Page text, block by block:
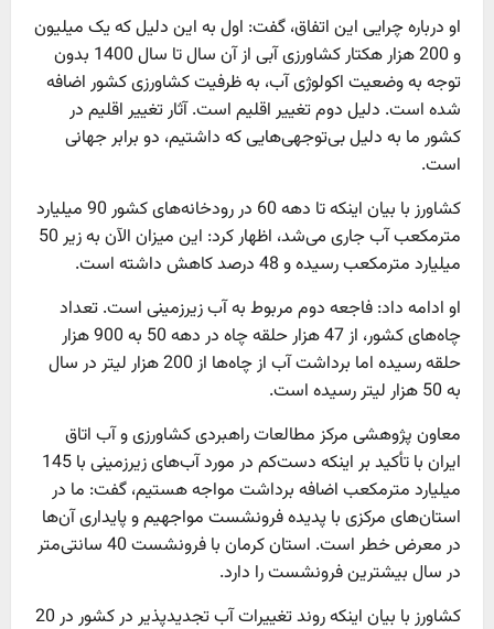
او درباره چرایی این اتفاق، گفت: اول به این دلیل که یک میلیون
و 200 هزار هکتار کشاورزی آبی از آن سال تا سال 1400 بدون
توجه به وضعیت اکولوژی آب، به ظرفیت کشاورزی کشور اضافه
شده است. دلیل دوم تغییر اقلیم است. آثار تغییر اقلیم در
کشور ما به دلیل بی‌توجهی‌هایی که داشتیم، دو برابر جهانی
است.
کشاورز با بیان اینکه تا دهه 60 در رودخانه‌های کشور 90 میلیارد
مترمکعب آب جاری می‌شد، اظهار کرد: این میزان الآن به زیر 50
میلیارد مترمکعب رسیده و 48 درصد کاهش داشته است.
او ادامه داد: فاجعه دوم مربوط به آب زیرزمینی است. تعداد
چاه‌های کشور، از 47 هزار حلقه چاه در دهه 50 به 900 هزار
حلقه رسیده اما برداشت آب از چاه‌ها از 200 هزار لیتر در سال
به 50 هزار لیتر رسیده است.
معاون پژوهشی مرکز مطالعات راهبردی کشاورزی و آب اتاق
ایران با تأکید بر اینکه دست‌کم در مورد آب‌های زیرزمینی با 145
میلیارد مترمکعب اضافه برداشت مواجه هستیم، گفت: ما در
استان‌های مرکزی با پدیده فرونشست مواجهیم و پایداری آن‌ها
در معرض خطر است. استان کرمان با فرونشست 40 سانتی‌متر
در سال بیشترین فرونشست را دارد.
کشاورز با بیان اینکه روند تغییرات آب تجدیدپذیر در کشور در 20